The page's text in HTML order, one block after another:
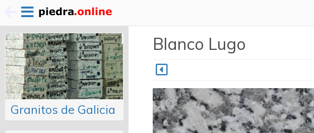
Pasar
al
contenido
principal
Granitos de Galicia
Blanco Lugo